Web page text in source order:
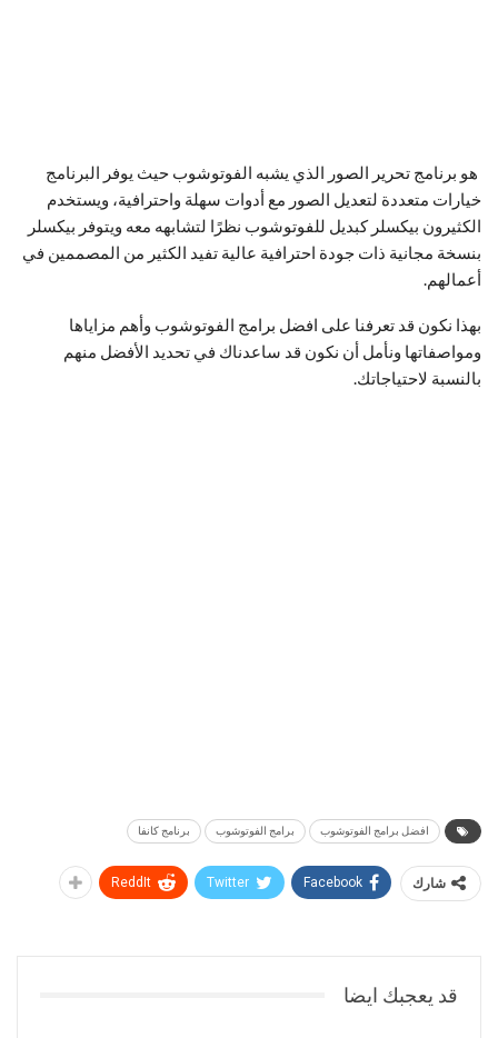
هو برنامج تحرير الصور الذي يشبه الفوتوشوب حيث يوفر البرنامج
خيارات متعددة لتعديل الصور مع أدوات سهلة واحترافية، ويستخدم
الكثيرون بيكسلر كبديل للفوتوشوب نظرًا لتشابهه معه ويتوفر بيكسلر
بنسخة مجانية ذات جودة احترافية عالية تفيد الكثير من المصممين في
أعمالهم.
بهذا نكون قد تعرفنا على افضل برامج الفوتوشوب وأهم مزاياها
ومواصفاتها ونأمل أن نكون قد ساعدناك في تحديد الأفضل منهم
بالنسبة لاحتياجاتك.
افضل برامج الفوتوشوب برامج الفوتوشوب برنامج كانفا
شارك Facebook
Twitter
ReddIt
قد يعجبك ايضا